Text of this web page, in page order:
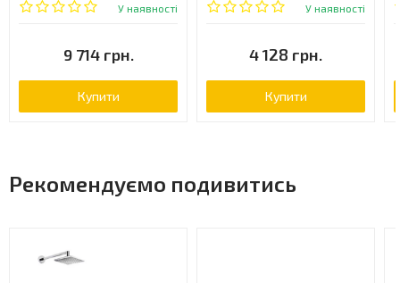
У наявності
9 714 грн.
Купити
У наявності
4 128 грн.
Купити
Рекомендуємо подивитись